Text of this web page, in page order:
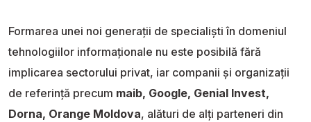
Formarea unei noi generații de specialiști în domeniul
tehnologiilor informaționale nu este posibilă fără
implicarea sectorului privat, iar companii și organizații
de referință precum maib, Google, Genial Invest,
Dorna, Orange Moldova, alături de alți parteneri din